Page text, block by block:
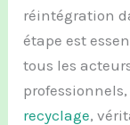
réintégration
étape est
tous les
recyclage,